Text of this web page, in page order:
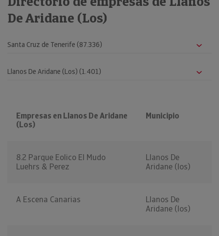
De Aridane (Los)
Empresas en Llanos De Aridane
(Los)
Municipio
8.2 Parque Eolico El Mudo
Luehrs & Perez
Llanos De
Aridane (los)
A Escena Canarias
Llanos De
Aridane (los)